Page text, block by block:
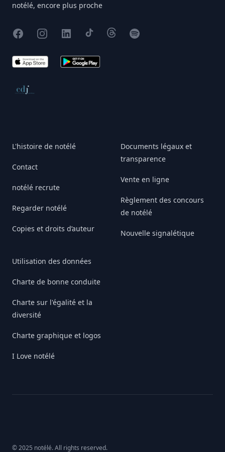
notélé, encore plus proche
FacebookInstagram
X TikTokThreadsSpotify
App Store Google Play
Conseil de déontologie journalistique
L'histoire de notélé
Contact
notélé recrute
Regarder notélé
Copies et droits d’auteur
Utilisation des données
Charte de bonne conduite
Charte sur l'égalité et la
diversité
Charte graphique et logos
I Love notélé
Documents légaux et
transparence
Vente en ligne
Règlement des concours
de notélé
Nouvelle signalétique
© 2025 notélé. All rights reserved.